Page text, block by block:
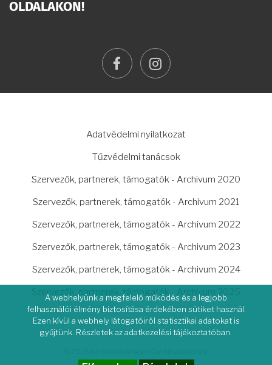
OLDALAKON!
facebookinstagram
Adatvédelmi nyilatkozat
Tűzvédelmi tanácsok
Szervezők, partnerek, támogatók - Archivum 2020
Szervezők, partnerek, támogatók - Archivum 2021
Szervezők, partnerek, támogatók - Archivum 2022
Szervezők, partnerek, támogatók - Archivum 2023
Szervezők, partnerek, támogatók - Archivum 2024
Szervezők, partnerek, támogatók - Archivum 2025
A webhelyünk a megfelelő működés és a legjobb
felhasználói élmény biztosítása érdekében sütiket használ.
Ezen kívül a webhely látogatóiról statisztikai adatokat is
gyűjtünk. Részletek az adatkezelési tájékoztatóban.